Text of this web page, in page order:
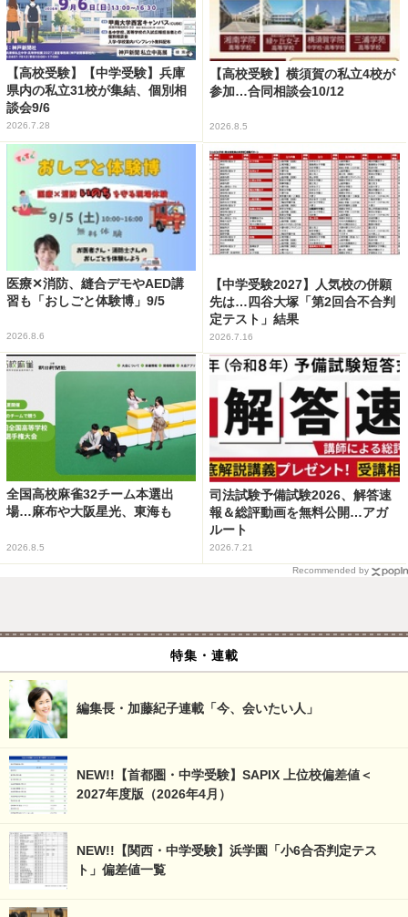
【高校受験】【中学受験】兵庫
県内の私立31校が集結、個別相
談会9/6
2026.7.28
【高校受験】横須賀の私立4校が
参加…合同相談会10/12
2026.8.5
医療✕消防、縫合デモやAED講
習も「おしごと体験博」9/5
2026.8.6
【中学受験2027】人気校の併願
先は…四谷大塚「第2回合不合判
定テスト」結果
2026.7.16
全国高校麻雀32チーム本選出
場…麻布や大阪星光、東海も
2026.8.5
司法試験予備試験2026、解答速
報＆総評動画を無料公開…アガ
ルート
2026.7.21
Recommended by
特集・連載
編集長・加藤紀子連載「今、会いたい人」
NEW!!【首都圏・中学受験】SAPIX 上位校偏差値＜
2027年度版（2026年4月）
NEW!!【関西・中学受験】浜学園「小6合否判定テス
ト」偏差値一覧